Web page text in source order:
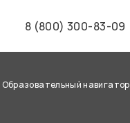
8 (800) 300-83-09
Образовательный навигатор